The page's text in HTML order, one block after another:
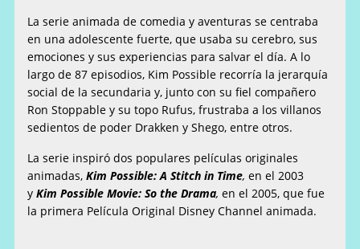
La serie animada de comedia yaventurasse centraba
en una adolescente fuerte, que usaba su cerebro, sus
emociones y sus experiencias para salvar el día. A lo
largo de 87 episodios, Kim Possible recorría la jerarquía
social de la secundaria y, junto con su fiel compañero
Ron Stoppable y su topo Rufus, frustraba a los villanos
sedientos de poder Drakken y Shego, entre otros.
La serie inspiró dos populares películas originales
animadas, Kim Possible: A Stitch in Time, en el 2003
yKim Possible Movie: So the Drama, en el 2005, que fue
la primera Película Original Disney Channel animada.